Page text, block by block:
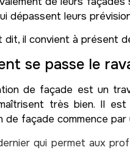
dépassent leurs
dit, il convient à présent
se passe le
de façade est un
très bien. Il
de façade commence par
qui permet aux